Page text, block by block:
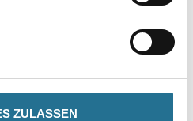
ZULASSEN